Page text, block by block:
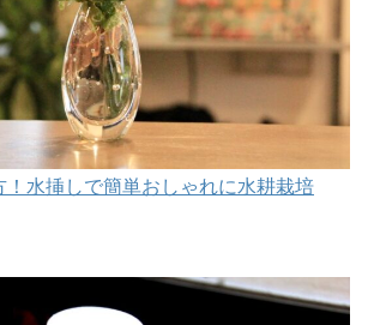
！水挿しで簡単おしゃれに水耕栽培